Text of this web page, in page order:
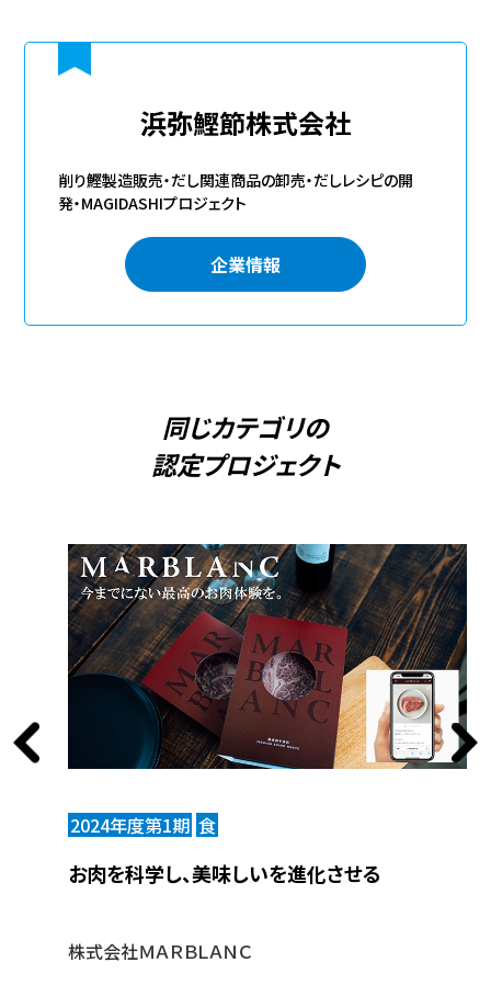
浜弥鰹節株式会社
削り鰹製造販売・だし関連商品の卸売・だしレシピの開
発・MAGIDASHIプロジェクト
企業情報
同じカテゴリの
認定プロジェクト
2024年度第1期 食
お肉を科学し、美味しいを進化させる
株式会社ＭＡＲＢＬＡＮＣ